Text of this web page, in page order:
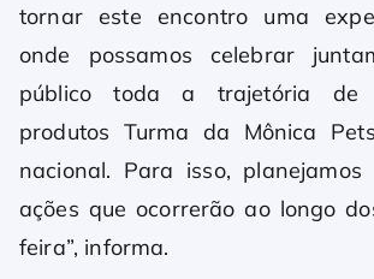
tornar este encontro uma
onde possamos celebrar
público toda a trajetória de
produtos Turma da Mônica
nacional. Para isso,
ações que ocorrerão ao longo
feira”, informa.